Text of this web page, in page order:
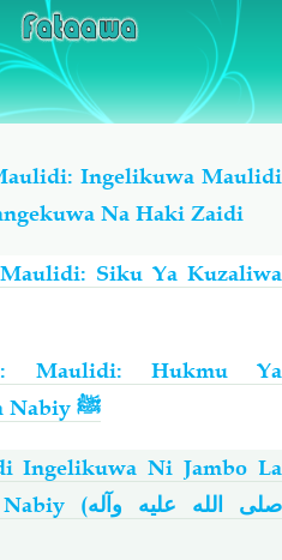
Ingelikuwa Maulidi
Na Haki Zaidi
Siku Ya Kuzaliwa
Maulidi: Hukmu Ya
Nabiy ﷺ
Ingelikuwa Ni Jambo La
Nabiy (صلى الله عليه وآله